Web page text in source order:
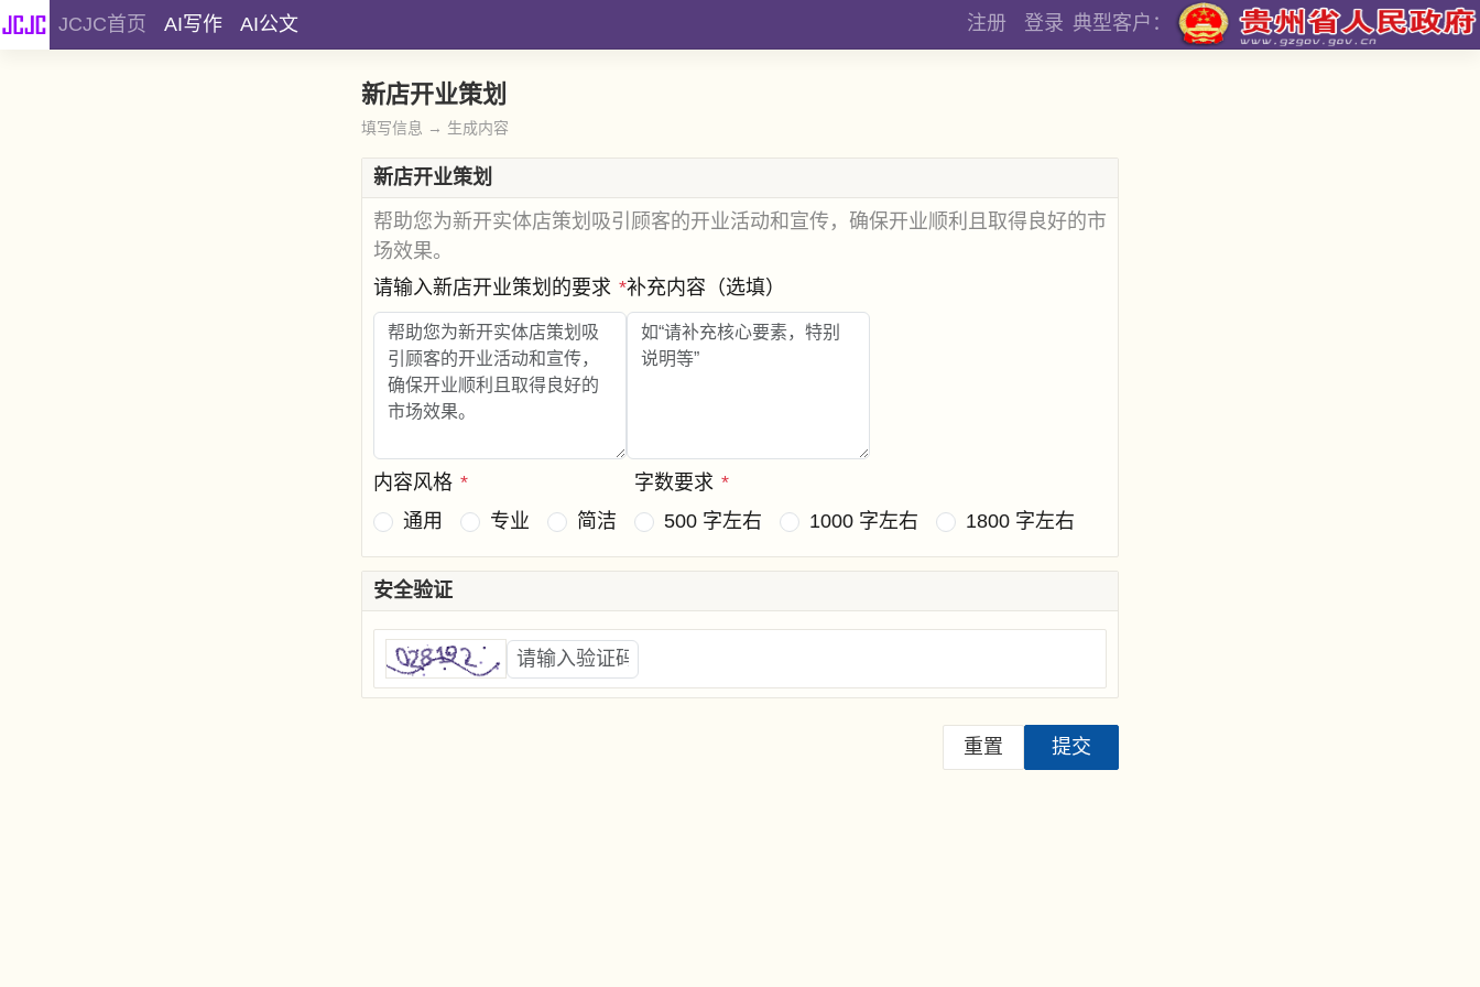
JCJC首页 AI写作 AI公文 注册 登录 典型客户：
新店开业策划
填写信息 → 生成内容
新店开业策划
帮助您为新开实体店策划吸引顾客的开业活动和宣传，确保开业顺利且取得良好的市
场效果。
请输入新店开业策划的要求 *补充内容（选填）
内容风格 *
通用
专业 简洁
字数要求 *
500 字左右
1000 字左右 1800 字左右
安全验证
重置 提交